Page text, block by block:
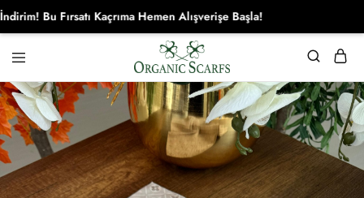
Organikscarf
Bu Fırsatı Kaçrıma Hemen Alışverişe Başla!